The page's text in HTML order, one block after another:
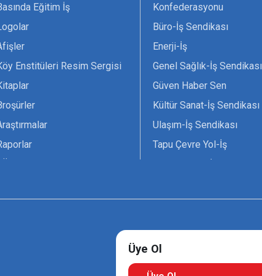
Eğitim İş
Enstitüleri Resim Sergisi
Konfederasyonu
Büro-İş Sendikası
Enerji-İş
Genel Sağlık-İş Sendikası
Güven Haber Sen
Kültür Sanat-İş Sendikası
Ulaşım-İş Sendikası
Tapu Çevre Yol-İş
Uzman Diyanet - Sen
Üye Ol